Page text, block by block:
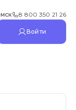
8 800 350 21 26
Войти